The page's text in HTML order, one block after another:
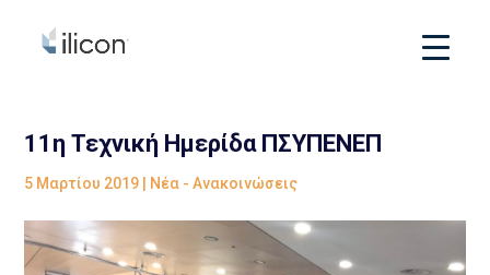
11η Τεχνική Ημερίδα ΠΣΥΠΕΝΕΠ
5 Μαρτίου 2019 Νέα - Ανακοινώσεις